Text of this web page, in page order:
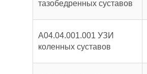
тазобедренных суставов
A04.04.001.001 УЗИ
коленных суставов